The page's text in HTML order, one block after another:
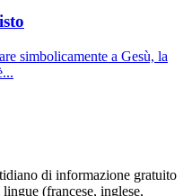
simbolicamente a Gesù, la
di informazione gratuito
(francese, inglese,